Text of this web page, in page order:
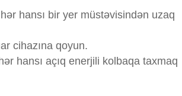
hansı bir yer müstəvisindən uzaq
cihazına qoyun.
hansı açıq enerjili kolbaqa taxmaq